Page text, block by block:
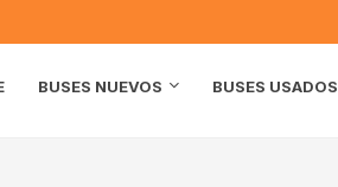
BUSES NUEVOS BUSES USADOS